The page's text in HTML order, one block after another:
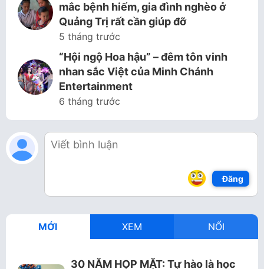
mắc bệnh hiếm, gia đình nghèo ở
Quảng Trị rất cần giúp đỡ
5 tháng trước
“Hội ngộ Hoa hậu” – đêm tôn vinh
nhan sắc Việt của Minh Chánh
Entertainment
6 tháng trước
Đăng
MỚI XEM NỔI
30 NĂM HỌP MẶT: Tự hào là học